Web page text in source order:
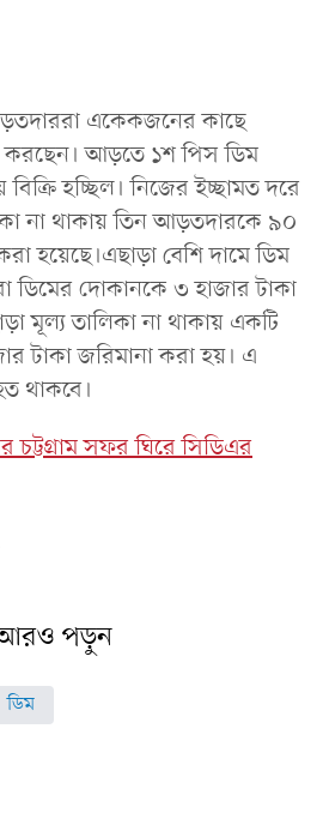
একেকজনের কাছে
করছেন। আড়তে ১শ পিস ডিম
হচ্ছিল। নিজের ইচ্ছামত দরে
না থাকায় তিন আড়তদারকে ৯০
হয়েছে।এছাড়া বেশি দামে ডিম
ডিমের দোকানকে ৩ হাজার টাকা
মূল্য তালিকা না থাকায় একটি
টাকা জরিমানা করা হয়। এ
থাকবে।
চট্টগ্রাম সফর ঘিরে সিডিএর
পড়ুন
ডিম